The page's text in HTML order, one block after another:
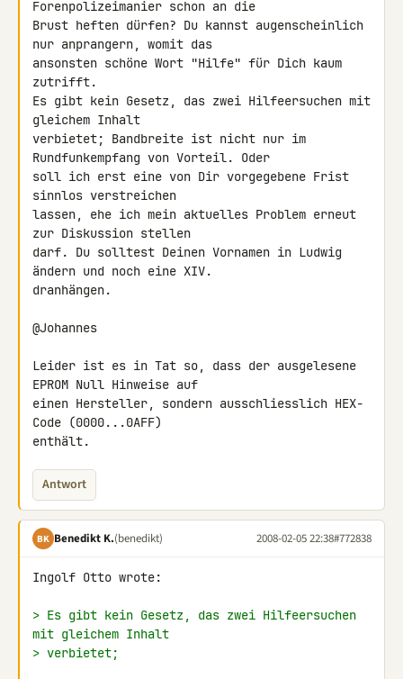
Forenpolizeimanier schon an die
Brust heften dürfen? Du kannst augenscheinlich
nur anprangern, womit das
ansonsten schöne Wort "Hilfe" für Dich kaum
zutrifft.
Es gibt kein Gesetz, das zwei Hilfeersuchen mit
gleichem Inhalt
verbietet; Bandbreite ist nicht nur im
Rundfunkempfang von Vorteil. Oder
soll ich erst eine von Dir vorgegebene Frist
sinnlos verstreichen
lassen, ehe ich mein aktuelles Problem erneut
zur Diskussion stellen
darf. Du solltest Deinen Vornamen in Ludwig
ändern und noch eine XIV.
dranhängen.
@Johannes
Leider ist es in Tat so, dass der ausgelesene
EPROM Null Hinweise auf
einen Hersteller, sondern ausschliesslich HEX-
Code (0000...0AFF)
enthält.
Antwort
BK Benedikt K.(benedikt) 2008-02-05 22:38#772838
Ingolf Otto wrote:
> Es gibt kein Gesetz, das zwei Hilfeersuchen
mit gleichem Inhalt
> verbietet;